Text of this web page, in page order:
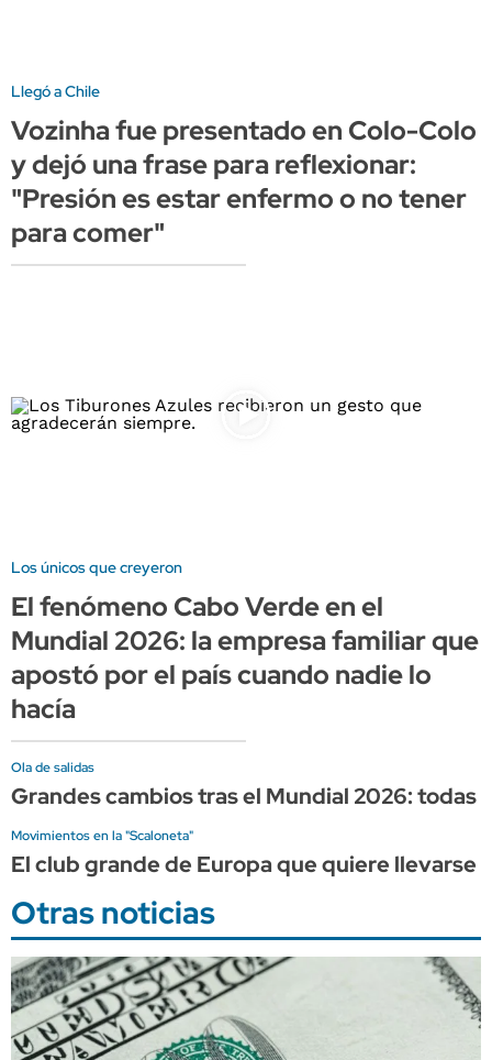
Llegó a Chile
Vozinha fue presentado en Colo-Colo
y dejó una frase para reflexionar:
"Presión es estar enfermo o no tener
para comer"
Los únicos que creyeron
El fenómeno Cabo Verde en el
Mundial 2026: la empresa familiar que
apostó por el país cuando nadie lo
hacía
Ola de salidas
Grandes cambios tras el Mundial 2026: todas
Movimientos en la "Scaloneta"
El club grande de Europa que quiere llevarse
Otras noticias